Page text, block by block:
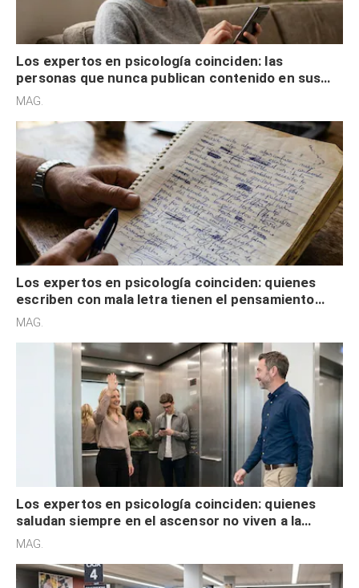
Los expertos en psicología coinciden: las
personas que nunca publican contenido en sus
redes sociales no pretenden buscar validación
MAG.
Los expertos en psicología coinciden: quienes
escriben con mala letra tienen el pensamiento
acelerado y no lo hacen por desinterés
MAG.
Los expertos en psicología coinciden: quienes
saludan siempre en el ascensor no viven a la
defensiva y tienen apertura social
MAG.